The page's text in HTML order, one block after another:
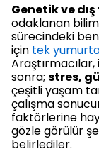
Genetik ve
odaklanan
sürecindeki
için tek
sonra; stres,
çeşitli yaşam
çalışma
faktörlerine
gözle görülür
belirlediler.